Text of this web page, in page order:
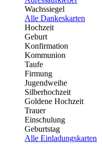
Wachssiegel
Alle Dankeskarten
Hochzeit
Geburt
Konfirmation
Kommunion
Taufe
Firmung
Jugendweihe
Silberhochzeit
Goldene Hochzeit
Trauer
Einschulung
Geburtstag
Alle Einladungskarten